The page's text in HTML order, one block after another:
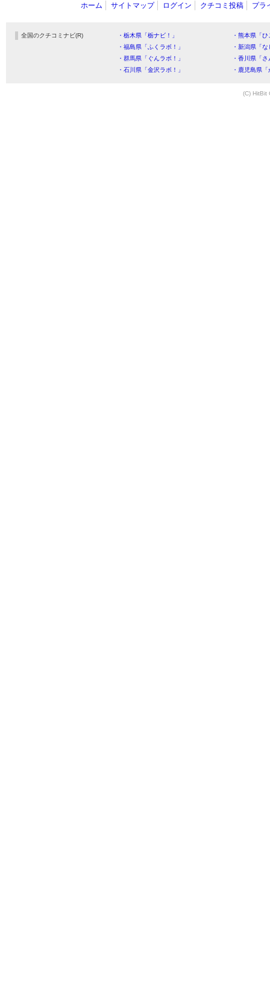
ホーム サイトマップ ログイン クチコミ投稿 プラ
全国のクチコミナビ(R) ・栃木県「栃ナビ！」
・熊本県「
・福島県「ふくラボ！」
・新潟県「
・群馬県「ぐんラボ！」
・香川県「
・石川県「金沢ラボ！」
・鹿児島県
(C) HitBit